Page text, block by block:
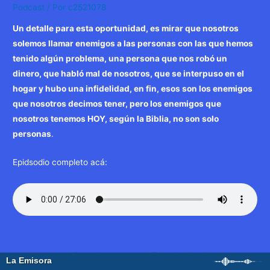
Podcast / Por c2521078
Un detalle para esta oportunidad, es mirar que nosotros
solemos llamar enemigos a las personas con las que hemos
tenido algún problema, una persona que nos robó un
dinero, que habló mal de nosotros, que se interpuso en el
hogar y hubo una infidelidad, en fin, esos son los enemigos
que nosotros decimos tener, pero los enemigos que
nosotros tenemos HOY, según la Biblia, no son solo
personas.
Epidsodio completo acá:
Navegación
de
←Entrada
Entrada siguiente